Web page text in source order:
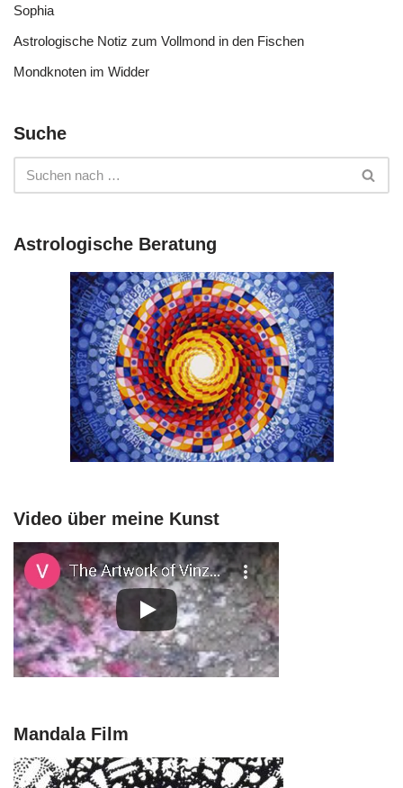
Sophia
Astrologische Notiz zum Vollmond in den Fischen
Mondknoten im Widder
Suche
Astrologische Beratung
Video über meine Kunst
Mandala Film